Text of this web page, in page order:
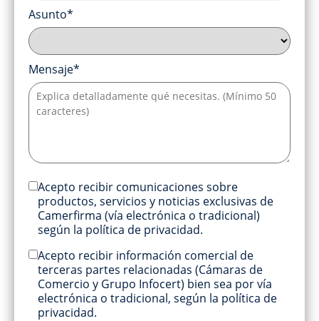
Asunto*
Mensaje*
Acepto recibir comunicaciones sobre
productos, servicios y noticias exclusivas de
Camerfirma (vía electrónica o tradicional)
según la política de privacidad.
Acepto recibir información comercial de
terceras partes relacionadas (Cámaras de
Comercio y Grupo Infocert) bien sea por vía
electrónica o tradicional, según la política de
privacidad.